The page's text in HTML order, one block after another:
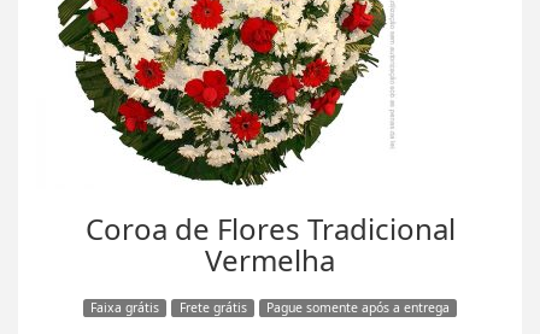
Coroa de Flores Tradicional
Vermelha
Faixa grátis Frete grátis Pague somente após a entrega